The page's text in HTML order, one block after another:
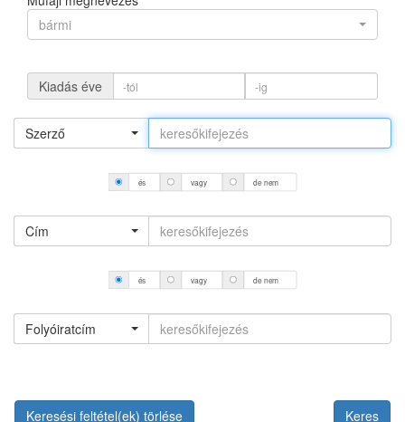
bármi
Kiadás éve
Szerző
és vagy de nem
Cím
és vagy de nem
Folyóiratcím
Keresési feltétel(ek) törlése